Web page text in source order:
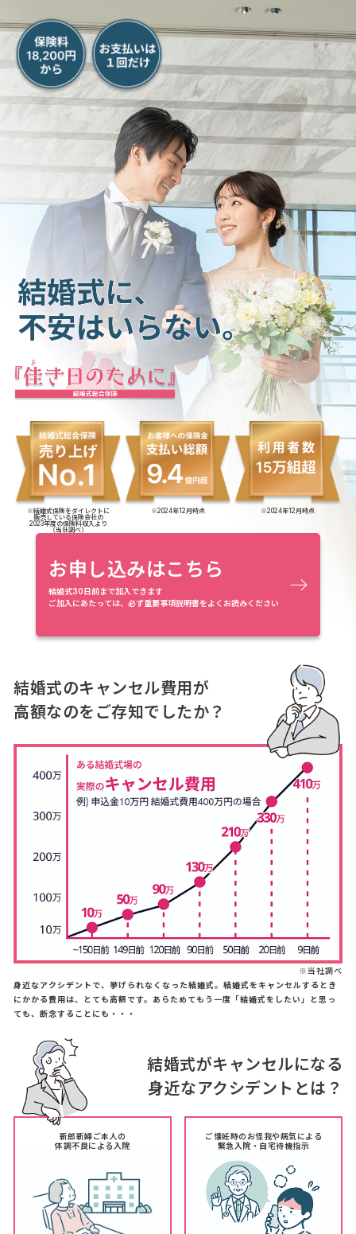
※結婚式保険をダイレクトに
販売している保険会社の
2023年度の保険料収入より
（当社調べ）
※2024年12月時点 ※2024年12月時点
お申し込みはこちら
結婚式30日前まで加入できます
ご加入にあたっては、必ず重要事項説明書をよくお読みください
結婚式のキャンセル費用が
高額なのをご存知でしたか？
※当社調べ
身近なアクシデントで、挙げられなくなった結婚式。結婚式をキャンセルするとき
にかかる費用は、とても高額です。あらためてもう一度「結婚式をしたい」と思っ
ても、断念することにも・・・
結婚式がキャンセルになる
身近なアクシデントとは？
新郎新婦ご本人の
体調不良による入院
ご懐妊時のお怪我や病気による
緊急入院・自宅待機指示